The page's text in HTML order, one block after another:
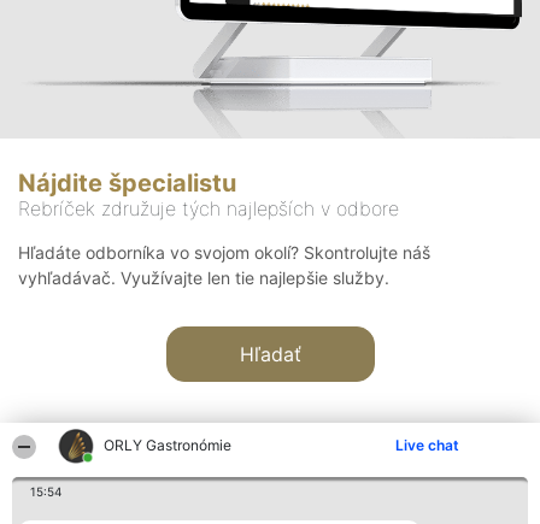
ORLY Gastronómie Live chat
15:54
Nájdite špecialistu
Rebríček združuje tých najlepších v odbore
Hľadáte odborníka vo svojom okolí? Skontrolujte náš
vyhľadávač. Využívajte len tie najlepšie služby.
Hľadať